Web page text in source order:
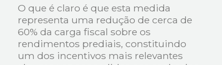
O que é claro é que esta medida
representa uma redução de cerca de
60% da carga fiscal sobre os
rendimentos prediais, constituindo
um dos incentivos mais relevantes